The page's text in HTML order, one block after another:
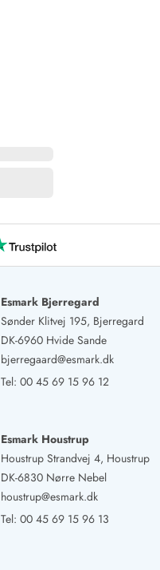
Esmark Bjerregard
Sønder Klitvej 195, Bjerregard
DK-6960 Hvide Sande
bjerregaard@esmark.dk
Tel: 00 45 69 15 96 12
Esmark Houstrup
Houstrup Strandvej 4, Houstrup
DK-6830 Nørre Nebel
houstrup@esmark.dk
Tel: 00 45 69 15 96 13